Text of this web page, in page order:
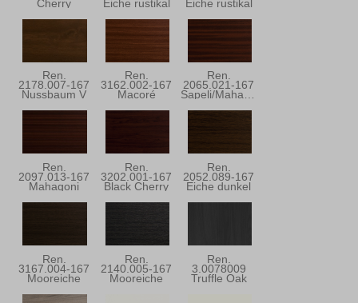
Cherry Eiche rustikal Eiche rustikal
Ren.
2178.007-167
Nussbaum V
Ren.
3162.002-167
Macoré
Ren.
2065.021-167
Sapeli/Mahagoni
Ren.
2097.013-167
Mahagoni
Ren.
3202.001-167
Black Cherry
Ren.
2052.089-167
Eiche dunkel
Ren.
3167.004-167
Mooreiche
Ren.
2140.005-167
Mooreiche
Ren.
3.0078009
Truffle Oak